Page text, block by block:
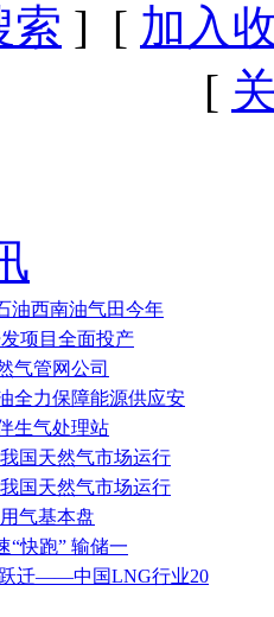
索 ] [ 加入
[
油西南油气田今年
项目全面投产
气管网公司
全力保障能源供应安
生气处理站
国天然气市场运行
国天然气市场运行
气基本盘
“快跑” 输储一
跃迁——中国LNG行业20